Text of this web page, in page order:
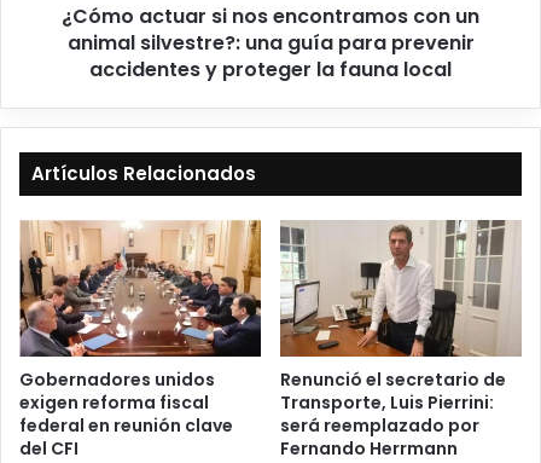
¿Cómo actuar si nos encontramos con un
animal silvestre?: una guía para prevenir
accidentes y proteger la fauna local
Artículos Relacionados
Gobernadores unidos
exigen reforma fiscal
federal en reunión clave
del CFI
Renunció el secretario de
Transporte, Luis Pierrini:
será reemplazado por
Fernando Herrmann